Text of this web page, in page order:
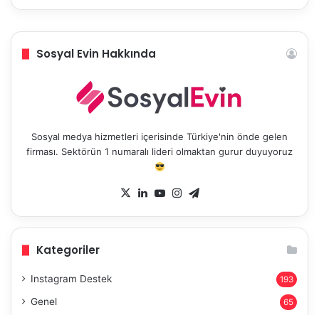
Sosyal Evin Hakkında
Sosyal medya hizmetleri içerisinde Türkiye'nin önde gelen
firması. Sektörün 1 numaralı lideri olmaktan gurur duyuyoruz
X LinkedIn
YouTubeInstagram
Kategoriler
Instagram Destek 193
Genel 65